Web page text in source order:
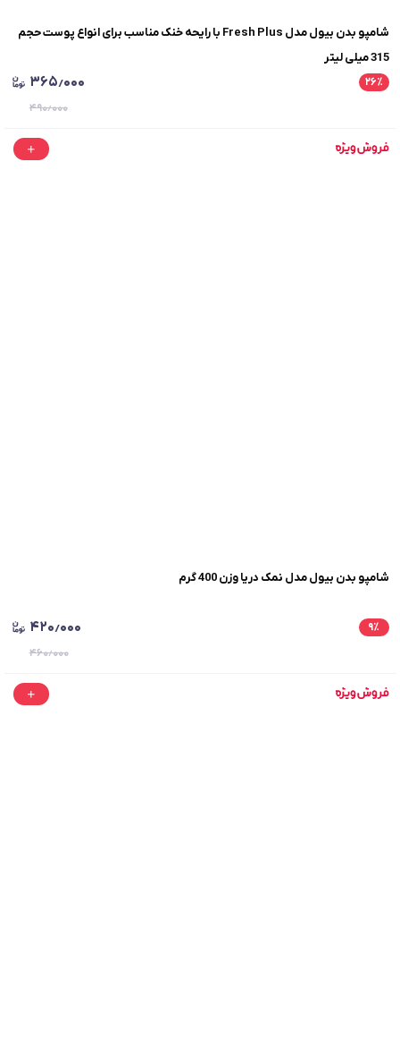
شامپو بدن بیول مدل Fresh Plus با رایحه خنک مناسب برای انواع پوست حجم
315 میلی لیتر
۲۶٪ ۳۶۵٫۰۰۰
۴۹۰٫۰۰۰
شامپو بدن بیول مدل نمک دریا وزن 400 گرم
۹٪ ۴۲۰٫۰۰۰
۴۶۰٫۰۰۰